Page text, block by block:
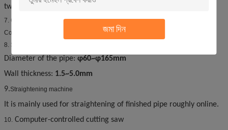
জমা দিন
two rollers and with pieces for guiding in the middle.
7. Cooling device
Cooling tube
8. Sizing device
Diameter of the pipe: φ60~φ165mm
Wall thickness: 1.5~5.0mm
9.Straightening machine
It is mainly used for straightening of finished pipe roughly online.
10. Computer-controlled cutting saw